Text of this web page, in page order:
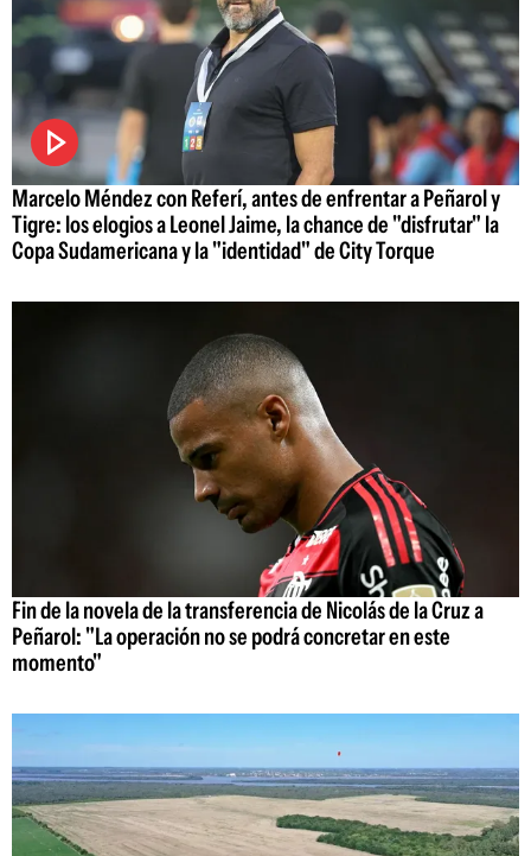
Marcelo Méndez con Referí, antes de enfrentar a Peñarol y
Tigre: los elogios a Leonel Jaime, la chance de "disfrutar" la
Copa Sudamericana y la "identidad" de City Torque
Fin de la novela de la transferencia de Nicolás de la Cruz a
Peñarol: "La operación no se podrá concretar en este
momento"